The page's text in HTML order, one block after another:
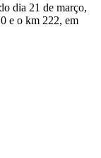
dia 21 de março,
e o km 222, em